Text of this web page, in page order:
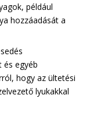
például
hozzáadását a
és egyéb
hogy az ültetési
lyukakkal